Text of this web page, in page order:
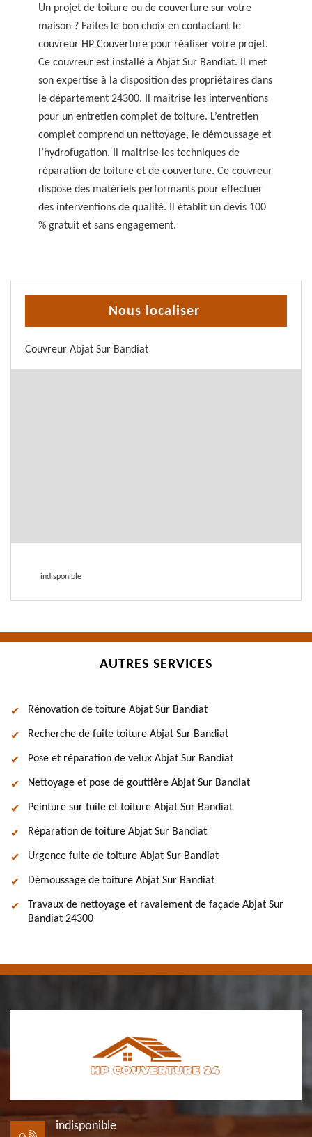
Un projet de toiture ou de couverture sur votre
maison ? Faites le bon choix en contactant le
couvreur HP Couverture pour réaliser votre projet.
Ce couvreur est installé à Abjat Sur Bandiat. Il met
son expertise à la disposition des propriétaires dans
le département 24300. Il maitrise les interventions
pour un entretien complet de toiture. L’entretien
complet comprend un nettoyage, le démoussage et
l’hydrofugation. Il maitrise les techniques de
réparation de toiture et de couverture. Ce couvreur
dispose des matériels performants pour effectuer
des interventions de qualité. Il établit un devis 100
% gratuit et sans engagement.
Nous localiser
Couvreur Abjat Sur Bandiat
indisponible
AUTRES SERVICES
Rénovation de toiture Abjat Sur Bandiat
Recherche de fuite toiture Abjat Sur Bandiat
Pose et réparation de velux Abjat Sur Bandiat
Nettoyage et pose de gouttière Abjat Sur Bandiat
Peinture sur tuile et toiture Abjat Sur Bandiat
Réparation de toiture Abjat Sur Bandiat
Urgence fuite de toiture Abjat Sur Bandiat
Démoussage de toiture Abjat Sur Bandiat
Travaux de nettoyage et ravalement de façade Abjat Sur
Bandiat 24300
indisponible